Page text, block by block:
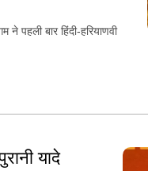
पहली बार हिंदी-हरियाणवी
यादे